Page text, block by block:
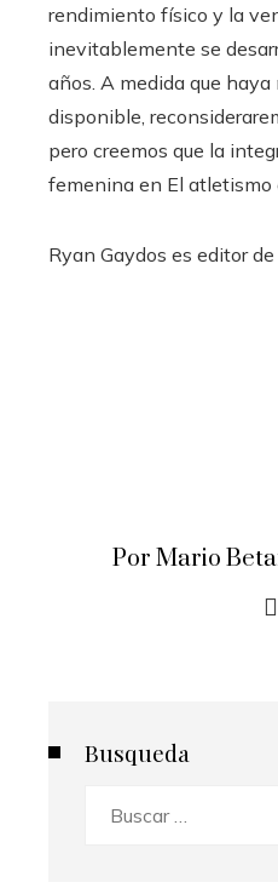
rendimiento físico y la
inevitablemente se
años. A medida que
disponible,
pero creemos que la
femenina en El atletismo
Ryan Gaydos es editor
Por Mario
Busqueda